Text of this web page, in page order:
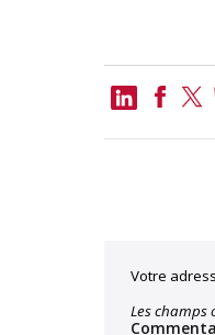
LinkedIn
Votre
Les champs